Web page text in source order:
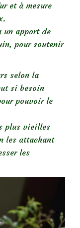
et à mesure
un apport de
pour soutenir
selon la
si besoin
pouvoir le
plus vieilles
les attachant
les